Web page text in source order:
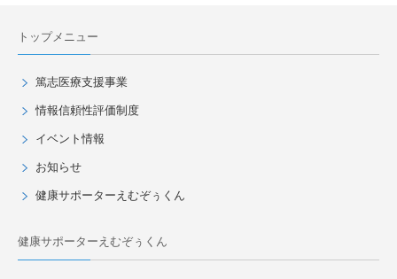
トップメニュー
篤志医療支援事業
情報信頼性評価制度
イベント情報
お知らせ
健康サポーターえむぞぅくん
健康サポーターえむぞぅくん